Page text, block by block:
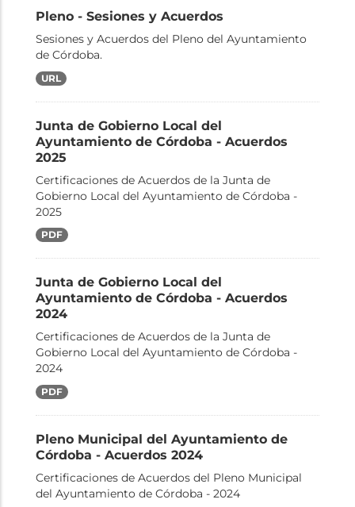
Pleno - Sesiones y Acuerdos
Sesiones y Acuerdos del Pleno del Ayuntamiento
de Córdoba.
URL
Junta de Gobierno Local del
Ayuntamiento de Córdoba - Acuerdos
2025
Certificaciones de Acuerdos de la Junta de
Gobierno Local del Ayuntamiento de Córdoba -
2025
PDF
Junta de Gobierno Local del
Ayuntamiento de Córdoba - Acuerdos
2024
Certificaciones de Acuerdos de la Junta de
Gobierno Local del Ayuntamiento de Córdoba -
2024
PDF
Pleno Municipal del Ayuntamiento de
Córdoba - Acuerdos 2024
Certificaciones de Acuerdos del Pleno Municipal
del Ayuntamiento de Córdoba - 2024